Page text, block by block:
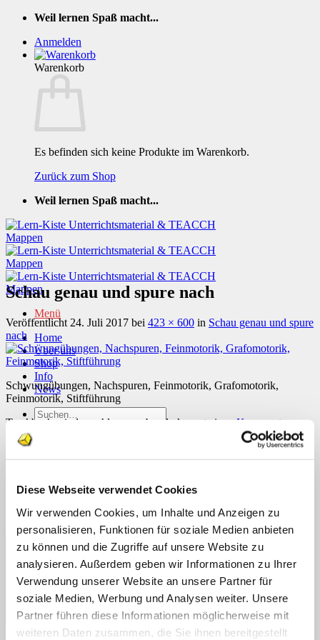
Diese Webseite verwendet Cookies
Wir verwenden Cookies, um Inhalte und Anzeigen zu
personalisieren, Funktionen für soziale Medien anbieten
zu können und die Zugriffe auf unsere Website zu
analysieren. Außerdem geben wir Informationen zu Ihrer
Verwendung unserer Website an unsere Partner für
soziale Medien, Werbung und Analysen weiter. Unsere
Partner führen diese Informationen möglicherweise mit
weiteren Daten zusammen, die Sie ihnen bereitgestellt
Zum
springen
Weil lernen Spaß macht...
Anmelden
Warenkorb
Es befinden sich keine Produkte im Warenkorb.
Zurück zum Shop
Weil lernen Spaß macht...
Menü
Home
Über uns
Shop
Info
News
Suchen
Schau genau und spure nach
Veröffentlicht 24. Juli 2017 bei 423 × 600 in Schau genau und spure
nach
Schwungübungen, Nachspuren, Feinmotorik, Grafomotorik,
Feinmotorik, Stiftführung
Trackbacks sind geschlossen, aber du kannst einenKommentar
posten
Schreibe einen Kommentar
Deine E-Mail-Adresse wird nicht veröffentlicht.
Kommentar*